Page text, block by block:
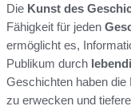
Die Kunst des
Fähigkeit für jeden
ermöglicht es,
Publikum durch
Geschichten haben
zu erwecken und